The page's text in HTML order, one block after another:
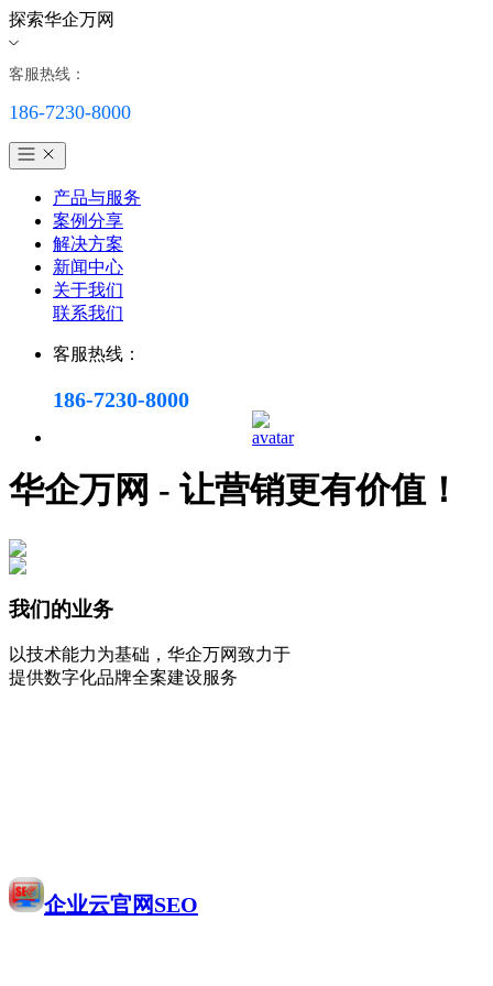
探索华企万网
客服热线：
186-7230-8000
产品与服务
案例分享
解决方案
新闻中心
关于我们
联系我们
客服热线：
186-7230-8000
华企万网 - 让营销更有价值！
我们的业务
以技术能力为基础，华企万网致力于
提供数字化品牌全案建设服务
企业云官网SEO